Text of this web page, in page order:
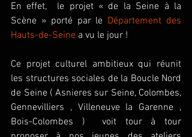
En effet,  le projet « de la Seine à la
Scène » porté par le Département des
Hauts-de-Seine a vu le jour !
Ce projet culturel ambitieux qui réunit
les structures sociales de la Boucle Nord
de Seine ( Asnieres sur Seine, Colombes,
Gennevilliers , Villeneuve la Garenne ,
Bois-Colombes )  voit tour à tour